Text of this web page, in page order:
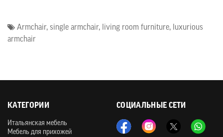
Armchair, single armchair, living room furniture, luxurious
armchair
СОЦИАЛЬНЫЕ СЕТИ
КАТЕГОРИИ
Итальянская мебель
Мебель для прихожей